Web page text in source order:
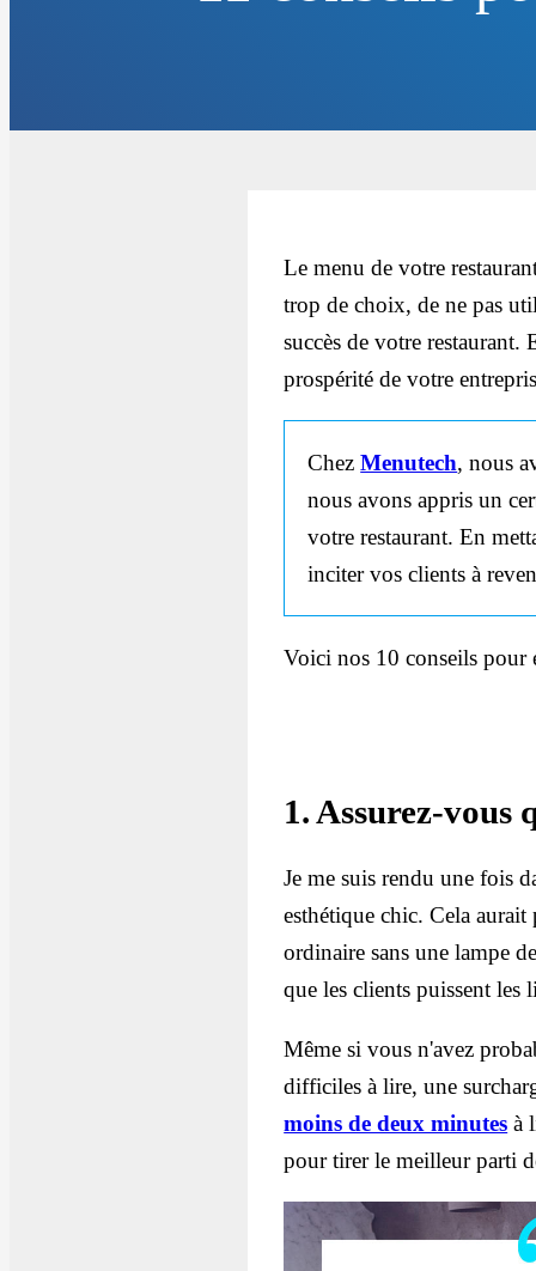
Le menu de votre
trop de choix, de ne pas
succès de votre
prospérité de votre
ChezMenutech, nous
nous avons appris un
votre restaurant. En
inciter vos clients à
Voici nos 10 conseils pour
1. Assurez-vous
Je me suis rendu une fois
esthétique chic. Cela
ordinaire sans une lampe
que les clients puissent les
Même si vous n'avez
difficiles à lire, une
moins de deux minutes à
pour tirer le meilleur parti